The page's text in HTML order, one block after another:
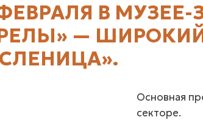
В
—
Основная
секторе.